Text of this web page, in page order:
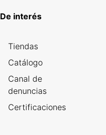
De interés
Tiendas
Catálogo
Canal de
denuncias
Certificaciones